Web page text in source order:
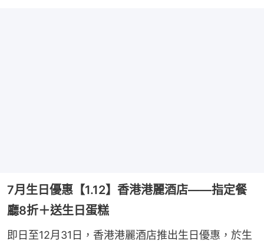
7月生日優惠【1.12】香港港麗酒店——指定餐
廳8折＋送生日蛋糕
即日至12月31日，香港港麗酒店推出生日優惠，於生